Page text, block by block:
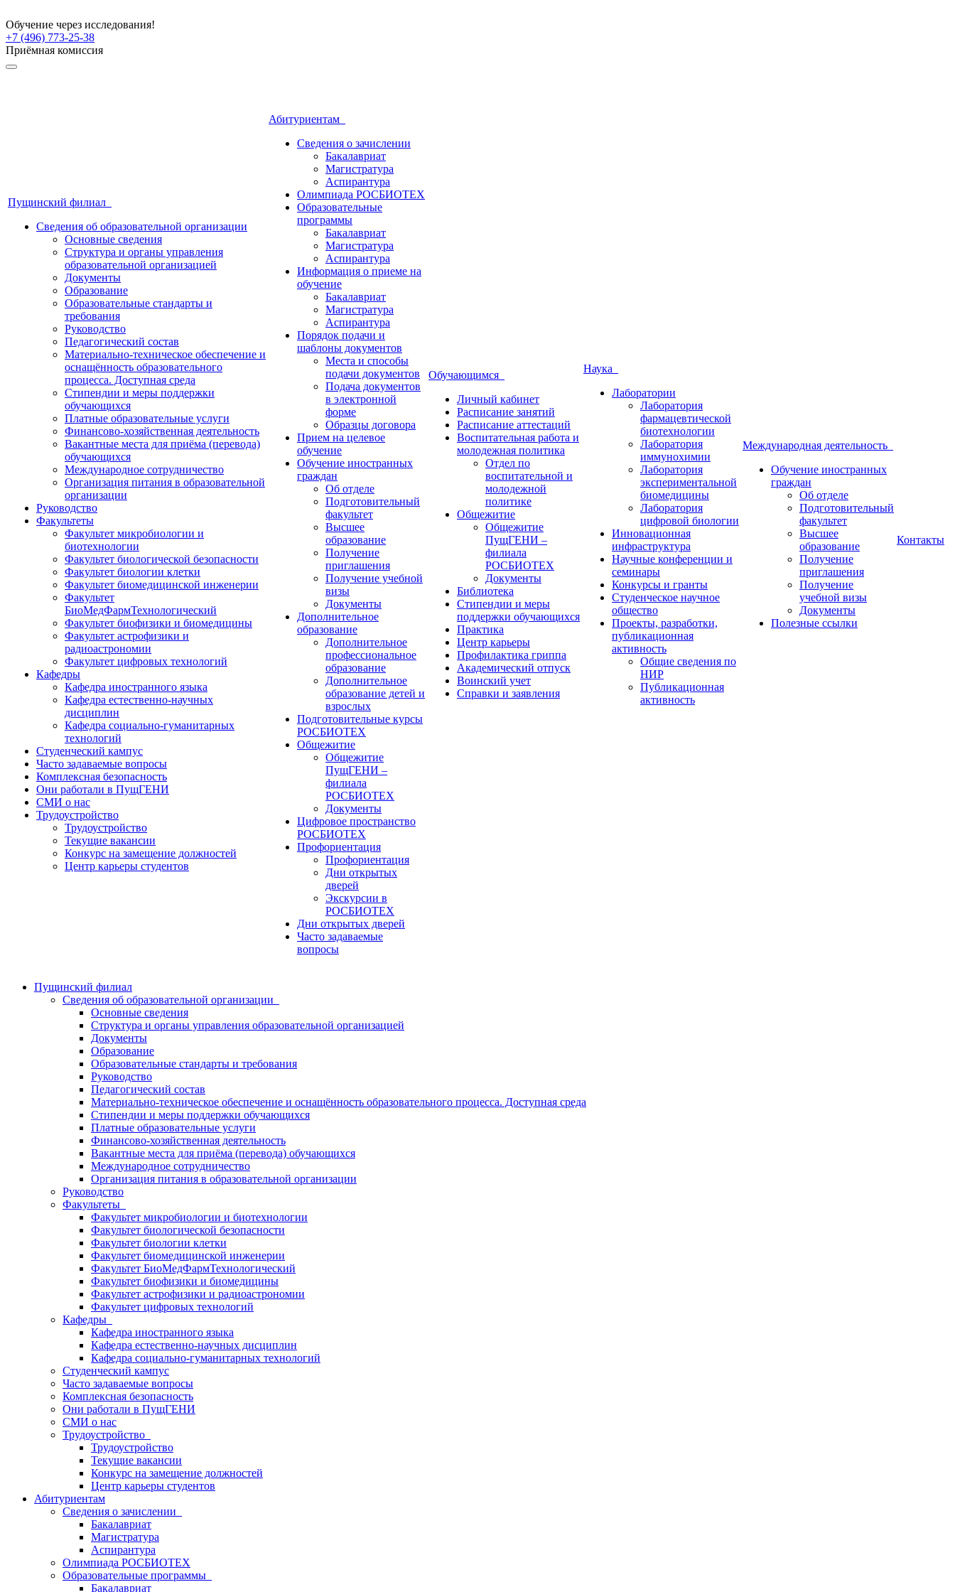
Обучение через исследования!
+7 (496) 773-25-38
Приёмная комиссия
Пущинский филиал
Сведения об образовательной организации
Основные сведения
Структура и органы управления
образовательной организацией
Документы
Образование
Образовательные стандарты и
требования
Руководство
Педагогический состав
Материально-техническое обеспечение и
оснащённость образовательного
процесса. Доступная среда
Стипендии и меры поддержки
обучающихся
Платные образовательные услуги
Финансово-хозяйственная деятельность
Вакантные места для приёма (перевода)
обучающихся
Международное сотрудничество
Организация питания в образовательной
организации
Руководство
Факультеты
Факультет микробиологии и
биотехнологии
Факультет биологической безопасности
Факультет биологии клетки
Факультет биомедицинской инженерии
Факультет
БиоМедФармТехнологический
Факультет биофизики и биомедицины
Факультет астрофизики и
радиоастрономии
Факультет цифровых технологий
Кафедры
Кафедра иностранного языка
Кафедра естественно-научных
дисциплин
Кафедра социально-гуманитарных
технологий
Студенческий кампус
Часто задаваемые вопросы
Комплексная безопасность
Они работали в ПущГЕНИ
СМИ о нас
Трудоустройство
Трудоустройство
Текущие вакансии
Конкурс на замещение должностей
Центр карьеры студентов
Абитуриентам
Сведения о зачислении
Бакалавриат
Магистратура
Аспирантура
Олимпиада РОСБИОТЕХ
Образовательные
программы
Бакалавриат
Магистратура
Аспирантура
Информация о приеме на
обучение
Бакалавриат
Магистратура
Аспирантура
Порядок подачи и
шаблоны документов
Места и способы
подачи документов
Подача документов
в электронной
форме
Образцы договора
Прием на целевое
обучение
Обучение иностранных
граждан
Об отделе
Подготовительный
факультет
Высшее
образование
Получение
приглашения
Получение учебной
визы
Документы
Дополнительное
образование
Дополнительное
профессиональное
образование
Дополнительное
образование детей и
взрослых
Подготовительные курсы
РОСБИОТЕХ
Общежитие
Общежитие
ПущГЕНИ –
филиала
РОСБИОТЕХ
Документы
Цифровое пространство
РОСБИОТЕХ
Профориентация
Профориентация
Дни открытых
дверей
Экскурсии в
РОСБИОТЕХ
Дни открытых дверей
Часто задаваемые
вопросы
Обучающимся
Личный кабинет
Расписание занятий
Расписание аттестаций
Воспитательная работа и
молодежная политика
Отдел по
воспитательной и
молодежной
политике
Общежитие
Общежитие
ПущГЕНИ –
филиала
РОСБИОТЕХ
Документы
Библиотека
Стипендии и меры
поддержки обучающихся
Практика
Центр карьеры
Профилактика гриппа
Академический отпуск
Воинский учет
Справки и заявления
Наука
Лаборатории
Лаборатория
фармацевтической
биотехнологии
Лаборатория
иммунохимии
Лаборатория
экспериментальной
биомедицины
Лаборатория
цифровой биологии
Инновационная
инфраструктура
Научные конференции и
семинары
Конкурсы и гранты
Студенческое научное
общество
Проекты, разработки,
публикационная
активность
Общие сведения по
НИР
Публикационная
активность
Международная деятельность
Обучение иностранных
граждан
Об отделе
Подготовительный
факультет
Высшее
образование
Получение
приглашения
Получение
учебной визы
Документы
Полезные ссылки
Контакты
Пущинский филиал
Сведения об образовательной организации
Основные сведения
Структура и органы управления образовательной организацией
Документы
Образование
Образовательные стандарты и требования
Руководство
Педагогический состав
Материально-техническое обеспечение и оснащённость образовательного процесса. Доступная среда
Стипендии и меры поддержки обучающихся
Платные образовательные услуги
Финансово-хозяйственная деятельность
Вакантные места для приёма (перевода) обучающихся
Международное сотрудничество
Организация питания в образовательной организации
Руководство
Факультеты
Факультет микробиологии и биотехнологии
Факультет биологической безопасности
Факультет биологии клетки
Факультет биомедицинской инженерии
Факультет БиоМедФармТехнологический
Факультет биофизики и биомедицины
Факультет астрофизики и радиоастрономии
Факультет цифровых технологий
Кафедры
Кафедра иностранного языка
Кафедра естественно-научных дисциплин
Кафедра социально-гуманитарных технологий
Студенческий кампус
Часто задаваемые вопросы
Комплексная безопасность
Они работали в ПущГЕНИ
СМИ о нас
Трудоустройство
Трудоустройство
Текущие вакансии
Конкурс на замещение должностей
Центр карьеры студентов
Абитуриентам
Сведения о зачислении
Бакалавриат
Магистратура
Аспирантура
Олимпиада РОСБИОТЕХ
Образовательные программы
Бакалавриат